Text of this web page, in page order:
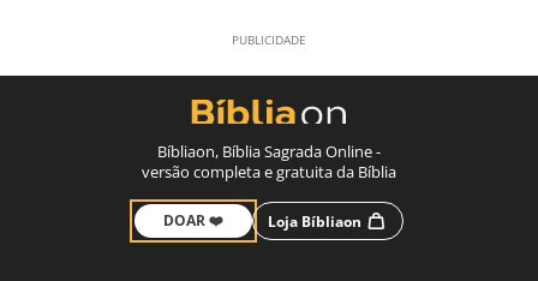
Bíbliaon, Bíblia Sagrada Online -
versão completa e gratuita da Bíblia
DOAR ❤️ Loja Bíbliaon